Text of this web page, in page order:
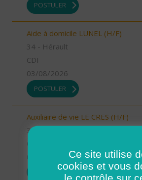
POSTULER
Aide à domicile LUNEL (H/F)
34 - Hérault
CDI
03/08/2026
POSTULER
Auxiliaire de vie LE CRES (H/F)
34 - Hérault
POSTULER
Ce site utilise
cookies et vous
le contrôle sur